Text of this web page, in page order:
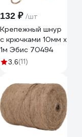
132 ₽ /шт
Крепежный шнур
с крючками 10мм х
1м Эбис 70494
3.6(11)